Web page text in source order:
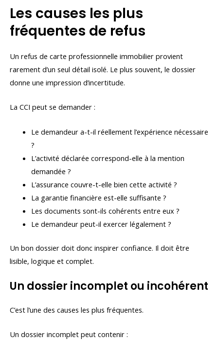
Les causes les plus
fréquentes de refus
Un refus de carte professionnelle immobilier provient
rarement d’un seul détail isolé. Le plus souvent, le dossier
donne une impression d’incertitude.
La CCI peut se demander :
Le demandeur a-t-il réellement l’expérience nécessaire
?
L’activité déclarée correspond-elle à la mention
demandée ?
L’assurance couvre-t-elle bien cette activité ?
La garantie financière est-elle suffisante ?
Les documents sont-ils cohérents entre eux ?
Le demandeur peut-il exercer légalement ?
Un bon dossier doit donc inspirer confiance. Il doit être
lisible, logique et complet.
Un dossier incomplet ou incohérent
C’est l’une des causes les plus fréquentes.
Un dossier incomplet peut contenir :